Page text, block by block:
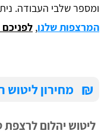
ומספר שלבי העבודה.
המרצפות שלנו,
₪ מחירון
ליטוש יהלום לרצפת